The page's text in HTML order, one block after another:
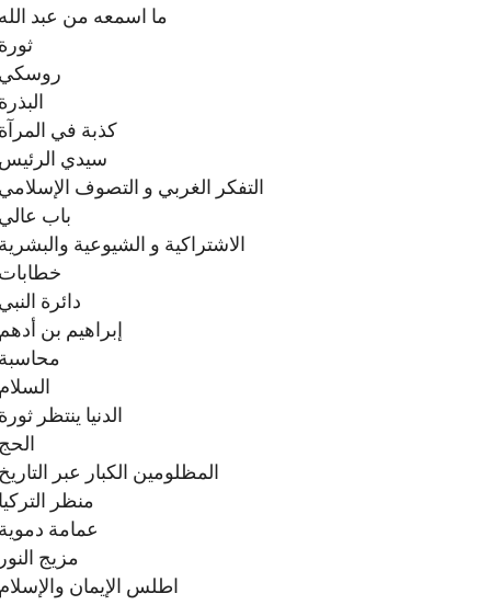
ما اسمعه من عبد
كذبة في
سيدي
التفكر الغربي و التصوف
باب
الاشتراكية و الشيوعية
دائرة
إبراهیم بن
الدنيا ينتظر
المظلومين الكبار عبر
منظر
عمامة
مزيج
اطلس الإيمان